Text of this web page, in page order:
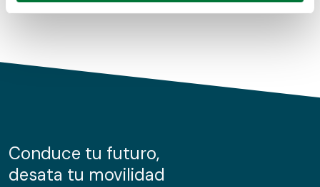
Obtenga más información sobre cómo se procesan sus
de cookies.
información sobre el uso que haga del sitio web con
nuestros partners de redes sociales, publicidad y análisis
Conduce tu futuro,
desata tu movilidad